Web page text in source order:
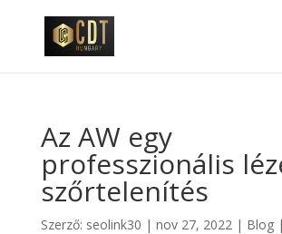
Az AW egy
professzionális
szőrtelenítés
Szerző: seolink30 | nov 27, 2022| Blog|